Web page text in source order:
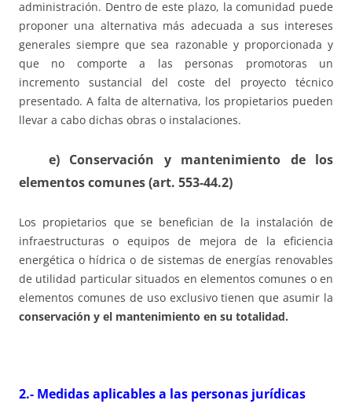
administración. Dentro de este plazo, la comunidad puede
proponer una alternativa más adecuada a sus intereses
generales siempre que sea razonable y proporcionada y
que no comporte a las personas promotoras un
incremento sustancial del coste del proyecto técnico
presentado. A falta de alternativa, los propietarios pueden
llevar a cabo dichas obras o instalaciones.
e) Conservación y mantenimiento de los
elementos comunes (art. 553-44.2)
Los propietarios que se benefician de la instalación de
infraestructuras o equipos de mejora de la eficiencia
energética o hídrica o de sistemas de energías renovables
de utilidad particular situados en elementos comunes o en
elementos comunes de uso exclusivo tienen que asumir la
conservación y el mantenimiento en su totalidad.
2.- Medidas aplicables a las personas jurídicas